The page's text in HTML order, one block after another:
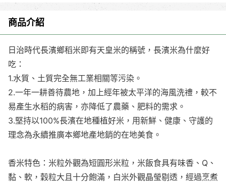
商品介紹
日治時代長濱鄉稻米即有天皇米的稱號，長濱米為什麼好
吃：
1.水質、土質完全無工業相關等污染。
2.一年一耕善待農地，加上經年被太平洋的海風洗禮，較不
易產生水稻的病害，亦降低了農藥、肥料的需求。
3.堅持以100%長濱在地種植好米，用新鮮、健康、守護的
理念為永續推廣本鄉地產地銷的在地美食。
香米特色：米粒外觀為短圓形米粒，米飯食具有味香、Q、
黏、軟，穀粒大且十分飽滿，白米外觀晶瑩剔透，經過烹煮